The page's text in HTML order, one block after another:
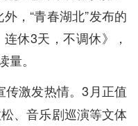
，“青春湖北”发布的
休3天，不调休》，
。
传激发热情。3月正值
、音乐剧巡演等文体